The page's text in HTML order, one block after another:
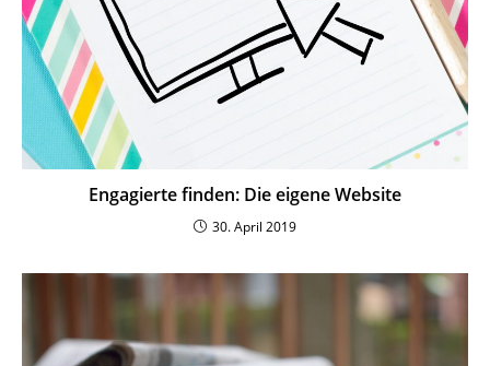
Enga­gierte finden: Die eigene Website
30. April 2019